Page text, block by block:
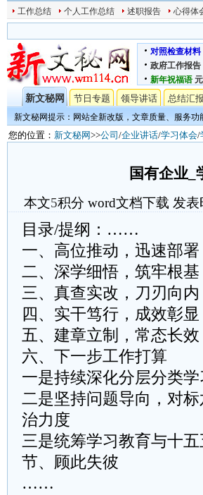
工作总结 个人工作总结 述职报告 心得体
对照检查材料
政府工作报告
新年祝福语
新文秘网 节日专题 领导讲话 总结汇报
新文秘网提示：网站全新改版，文章质量、服务功
您的位置： 新文秘网>>公司 /企业讲话/学习体会/
国有企业_
本文5积分 word文档下载 发表
目录/提纲：……
一、高位推动，迅速部
二、深学细悟，筑牢根
三、真查实改，刀刃向
四、实干笃行，成效彰
五、建章立制，常态长
六、下一步工作打算
一是持续深化分层分类
二是坚持问题导向，对
治力度
三是统筹学习教育与十
节、顾此失彼
……